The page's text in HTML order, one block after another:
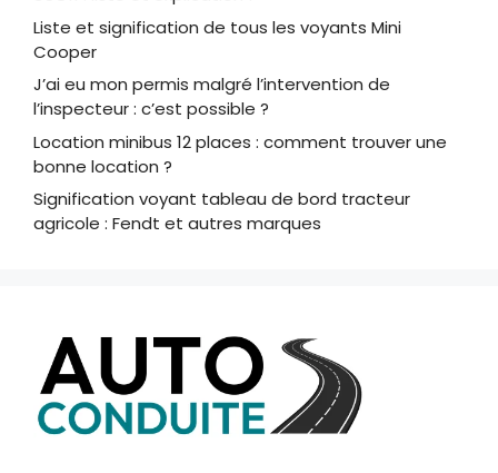
Liste et signification de tous les voyants Mini
Cooper
J’ai eu mon permis malgré l’intervention de
l’inspecteur : c’est possible ?
Location minibus 12 places : comment trouver une
bonne location ?
Signification voyant tableau de bord tracteur
agricole : Fendt et autres marques